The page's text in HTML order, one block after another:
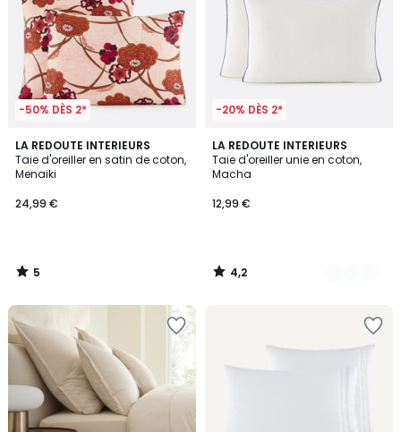
-50% DÈS 2*
LA REDOUTE INTERIEURS
Taie d'oreiller en satin de coton,
Menaiki
24,99 €
5
/
5
5
/
-20% DÈS 2*
LA REDOUTE INTERIEURS
Taie d'oreiller unie en coton,
Macha
12,99 €
4,2
/ 5
7
Couleurs
4,2
/